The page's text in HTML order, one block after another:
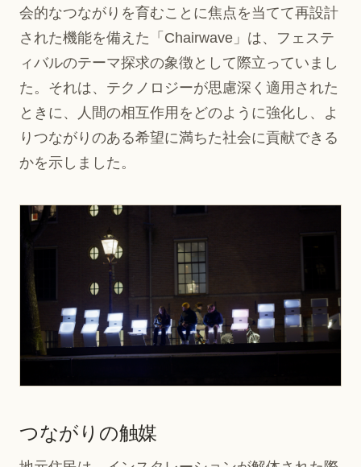
会的なつながりを育むことに焦点を当てて再設計
された機能を備えた「Chairwave」は、フェステ
ィバルのテーマ探求の象徴として際立っていまし
た。それは、テクノロジーが思慮深く適用された
ときに、人間の相互作用をどのように強化し、よ
りつながりのある希望に満ちた社会に貢献できる
かを示しました。
つながりの触媒